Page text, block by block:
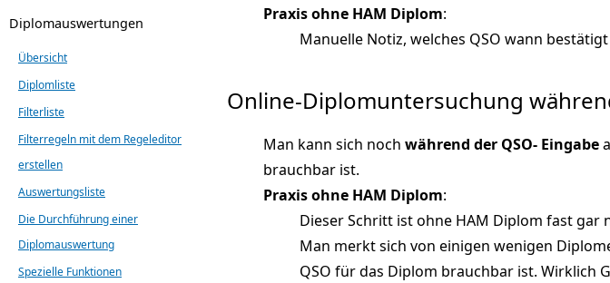
Diplomauswertungen
Übersicht
Diplomliste
Filterliste
Filterregeln mit dem Regeleditor
erstellen
Auswertungsliste
Die Durchführung einer
Diplomauswertung
Spezielle Funktionen
Praxis ohne HAM Diplom:
Manuelle Notiz, welches QSO wann
Online-Diplomuntersuchung
Man kann sich noch während der QSO- Eingabe
brauchbar ist.
Praxis ohne HAM Diplom:
Dieser Schritt ist ohne HAM Diplom fast gar
Man merkt sich von einigen wenigen
QSO für das Diplom brauchbar ist. Wirklich